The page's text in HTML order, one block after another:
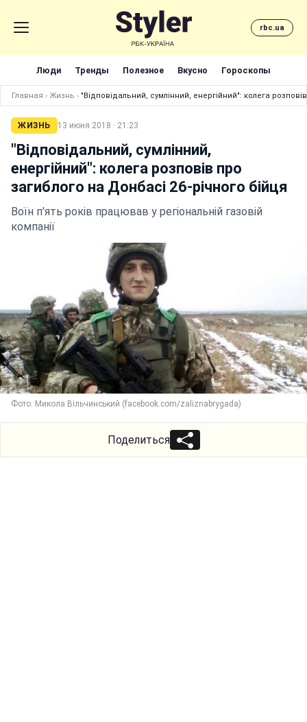
rbc.ua
Люди Тренды Полезное Вкусно Гороскопы
Главная › Жизнь › "Відповідальний, сумлінний, енергійний": колега
ЖИЗНЬ 13 июня 2018 · 21:23
"Відповідальний, сумлінний,
енергійний": колега розповів про
загиблого на Донбасі 26-річного бійця
Воїн п'ять років працював у регіональній газовій
компанії
Фото: Микола Вільчинський (facebook.com/zaliznabrygada)
Поделиться